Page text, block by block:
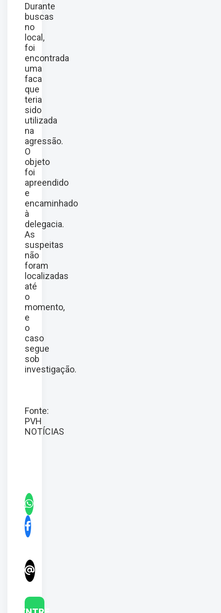
Durante
buscas
no
local,
foi
encontrada
uma
faca
que
teria
sido
utilizada
na
agressão.
O
objeto
foi
apreendido
e
encaminhado
à
delegacia.
As
suspeitas
não
foram
localizadas
até
o
momento,
e
o
caso
segue
sob
investigação.
Fonte:
PVH
NOTÍCIAS